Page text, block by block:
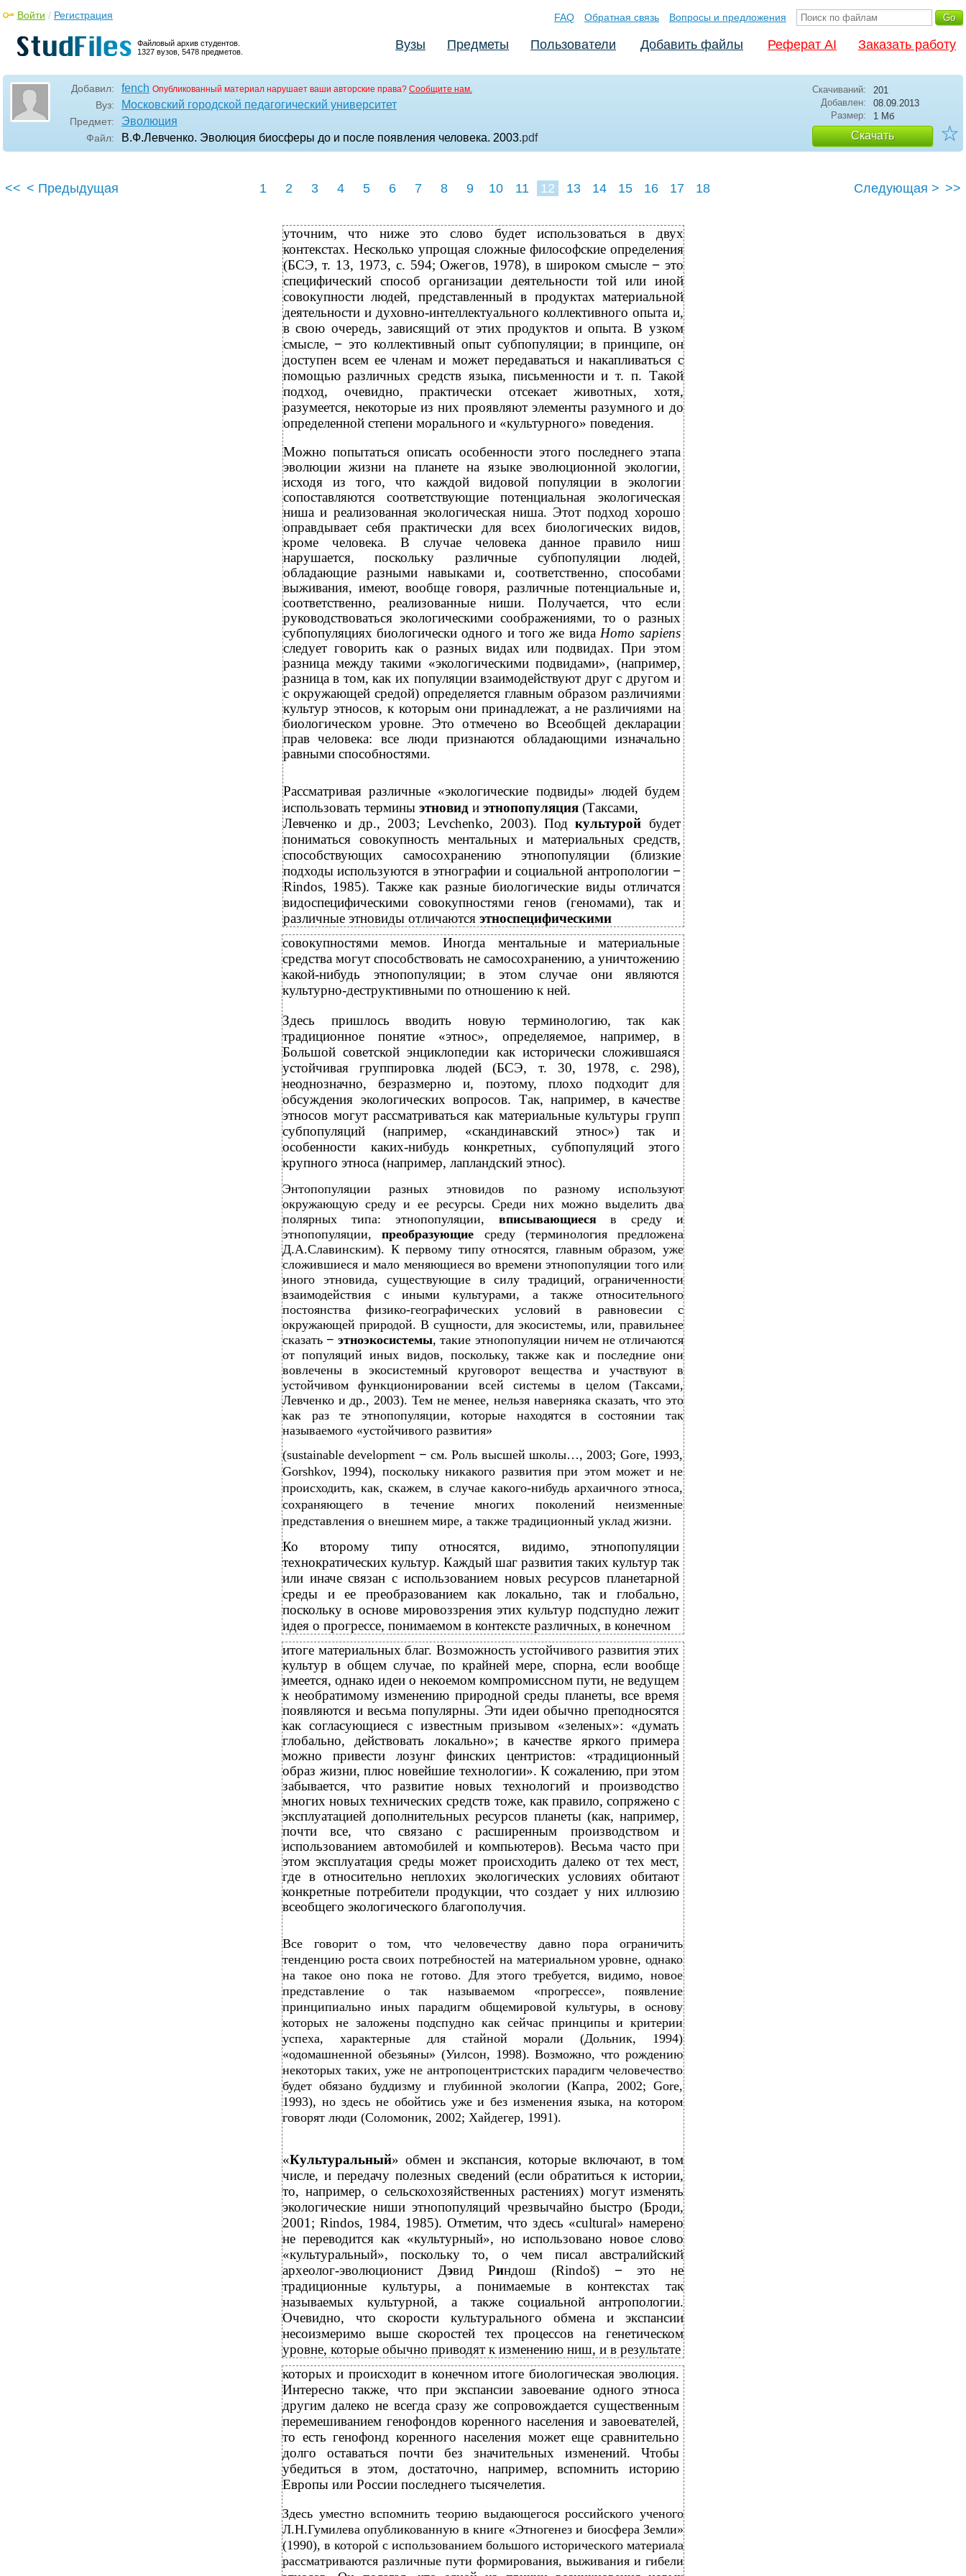
Файловый архив студентов.
1327 вузов, 5478 предметов.
Войти / Регистрация FAQ Обратная связь Вопросы и предложения
Вузы Предметы Пользователи Добавить файлы Реферат AI Заказать работу
Добавил: fench Опубликованный материал нарушает ваши авторские права? Сообщите нам.
Вуз: Московский городской педагогический университет
Предмет: Эволюция
Файл: В.Ф.Левченко. Эволюция биосферы до и после появления человека. 2003.pdf
Скачиваний:
201
Добавлен:
08.09.2013
Размер:
1 Мб
Скачать ☆
<< < Предыдущая 1 2 3 4 5 6 7 8 9 10 11 12 13 14 15 16 17 18 Следующая > >>
уточним, что ниже это слово будет использоваться в двух
контекстах. Несколько упрощая сложные философские определения
(БСЭ, т. 13, 1973, с. 594; Ожегов, 1978), в широком смысле − это
специфический способ организации деятельности той или иной
совокупности людей, представленный в продуктах материальной
деятельности и духовно-интеллектуального коллективного опыта и,
в свою очередь, зависящий от этих продуктов и опыта. В узком
смысле, −это коллективный опыт субпопуляции; в принципе, он
доступен всем ее членам и может передаваться и накапливаться с
помощью различных средств языка, письменности и т. п. Такой
подход, очевидно, практически отсекает животных, хотя,
разумеется, некоторые из них проявляют элементы разумного и до
определенной степени морального и «культурного» поведения.
Можно попытаться описать особенности этого последнего этапа
эволюции жизни на планете на языке эволюционной экологии,
исходя из того, что каждой видовой популяции в экологии
сопоставляются соответствующие потенциальная экологическая
ниша и реализованная экологическая ниша. Этот подход хорошо
оправдывает себя практически для всех биологических видов,
кроме человека. В случае человека данное правило ниш
нарушается, поскольку различные субпопуляции людей,
обладающие разными навыками и, соответственно, способами
выживания, имеют, вообще говоря, различные потенциальные и,
соответственно, реализованные ниши. Получается, что если
руководствоваться экологическими соображениями, то о разных
субпопуляциях биологически одного и того же вида Homo sapiens
следует говорить как о разных видах или подвидах. При этом
разница между такими «экологическими подвидами», (например,
разница в том, как их популяции взаимодействуют друг с другом и
с окружающей средой) определяется главным образом различиями
культур этносов, к которым они принадлежат, а не различиями на
биологическом уровне. Это отмечено во Всеобщей декларации
прав человека: все люди признаются обладающими изначально
равными способностями.
Рассматривая различные «экологические подвиды» людей будем
использовать термины этновид и этнопопуляция (Таксами,
Левченко и др., 2003; Levchenko, 2003). Подкультурой будет
пониматься совокупность ментальных и материальных средств,
способствующих самосохранению этнопопуляции (близкие
подходы используются в этнографии и социальной антропологии −
Rindos, 1985). Также как разные биологические виды отличатся
видоспецифическими совокупностями генов (геномами), так и
различные этновиды отличаются этноспецифическими
совокупностями мемов. Иногда ментальные и материальные
средства могут способствовать не самосохранению, а уничтожению
какой-нибудь этнопопуляции; в этом случае они являются
культурно-деструктивными по отношению к ней.
Здесь пришлось вводить новую терминологию, так как
традиционное понятие «этнос», определяемое, например, в
Большой советской энциклопедии как исторически сложившаяся
устойчивая группировка людей (БСЭ, т. 30, 1978, с. 298),
неоднозначно, безразмерно и, поэтому, плохо подходит для
обсуждения экологических вопросов. Так, например, в качестве
этносов могут рассматриваться как материальные культуры групп
субпопуляций (например, «скандинавский этнос») так и
особенности каких-нибудь конкретных, субпопуляций этого
крупного этноса (например, лапландский этнос).
Энтопопуляции разных этновидов по разному используют
окружающую среду и ее ресурсы. Среди них можно выделить два
полярных типа: этнопопуляции, вписывающиесяв среду и
этнопопуляции,преобразующие среду (терминология предложена
Д.А.Славинским). К первому типу относятся, главным образом, уже
сложившиеся и мало меняющиеся во времени этнопопуляции того или
иного этновида, существующие в силу традиций, ограниченности
взаимодействия с иными культурами, а также относительного
постоянства физико-географических условий в равновесии с
окружающей природой. В сущности, для экосистемы, или, правильнее
сказать−этноэкосистемы, такие этнопопуляции ничем не отличаются
от популяций иных видов, поскольку, также как и последние они
вовлечены в экосистемный круговорот вещества и участвуют в
устойчивом функционировании всей системы в целом (Таксами,
Левченко и др., 2003). Тем не менее, нельзя наверняка сказать, что это
как раз те этнопопуляции, которые находятся в состоянии так
называемого «устойчивого развития»
(sustainable development −см. Роль высшей школы…, 2003; Gore, 1993,
Gorshkov, 1994), поскольку никакого развития при этом может и не
происходить, как, скажем, в случае какого-нибудь архаичного этноса,
сохраняющего в течение многих поколений неизменные
представления о внешнем мире, а также традиционный уклад жизни.
Ко второму типу относятся, видимо, этнопопуляции
технократических культур. Каждый шаг развития таких культур так
или иначе связан с использованием новых ресурсов планетарной
среды и ее преобразованием как локально, так и глобально,
поскольку в основе мировоззрения этих культур подспудно лежит
идея о прогрессе, понимаемом в контексте различных, в конечном
итоге материальных благ. Возможность устойчивого развития этих
культур в общем случае, по крайней мере, спорна, если вообще
имеется, однако идеи о некоемом компромиссном пути, не ведущем
к необратимому изменению природной среды планеты, все время
появляются и весьма популярны. Эти идеи обычно преподносятся
как согласующиеся с известным призывом «зеленых»: «думать
глобально, действовать локально»; в качестве яркого примера
можно привести лозунг финских центристов: «традиционный
образ жизни, плюс новейшие технологии». К сожалению, при этом
забывается, что развитие новых технологий и производство
многих новых технических средств тоже, как правило, сопряжено с
эксплуатацией дополнительных ресурсов планеты (как, например,
почти все, что связано с расширенным производством и
использованием автомобилей и компьютеров). Весьма часто при
этом эксплуатация среды может происходить далеко от тех мест,
где в относительно неплохих экологических условиях обитают
конкретные потребители продукции, что создает у них иллюзию
всеобщего экологического благополучия.
Все говорит о том, что человечеству давно пора ограничить
тенденцию роста своих потребностей на материальном уровне, однако
на такое оно пока не готово. Для этого требуется, видимо, новое
представление о так называемом «прогрессе», появление
принципиально иных парадигм общемировой культуры, в основу
которых не заложены подспудно как сейчас принципы и критерии
успеха, характерные для стайной морали (Дольник, 1994)
«одомашненной обезьяны» (Уилсон, 1998). Возможно, что рождению
некоторых таких, уже не антропоцентристских парадигм человечество
будет обязано буддизму и глубинной экологии (Капра, 2002; Gore,
1993), но здесь не обойтись уже и без изменения языка, на котором
говорят люди (Соломоник, 2002; Хайдегер, 1991).
«Культуральный» обмен и экспансия, которые включают, в том
числе, и передачу полезных сведений (если обратиться к истории,
то, например, о сельскохозяйственных растениях) могут изменять
экологические ниши этнопопуляций чрезвычайно быстро (Броди,
2001; Rindos, 1984, 1985). Отметим, что здесь «cultural» намерено
не переводится как «культурный», но использовано новое слово
«культуральный», поскольку то, о чем писал австралийский
археолог-эволюционист Дэвид Риндош (Rindoš) −это не
традиционные культуры, а понимаемые в контекстах так
называемых культурной, а также социальной антропологии.
Очевидно, что скорости культурального обмена и экспансии
несоизмеримо выше скоростей тех процессов на генетическом
уровне, которые обычно приводят к изменению ниш, и в результате
которых и происходит в конечном итоге биологическая эволюция.
Интересно также, что при экспансии завоевание одного этноса
другим далеко не всегда сразу же сопровождается существенным
перемешиванием генофондов коренного населения и завоевателей,
то есть генофонд коренного населения может еще сравнительно
долго оставаться почти без значительных изменений. Чтобы
убедиться в этом, достаточно, например, вспомнить историю
Европы или России последнего тысячелетия.
Здесь уместно вспомнить теорию выдающегося российского ученого
Л.Н.Гумилева опубликованную в книге «Этногенез и биосфера Земли»
(1990), в которой с использованием большого исторического материала
рассматриваются различные пути формирования, выживания и гибели